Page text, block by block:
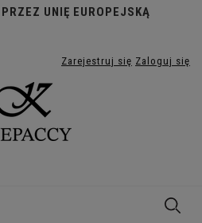
Zarejestruj się Zaloguj się
UNIĘ EUROPEJSKĄ